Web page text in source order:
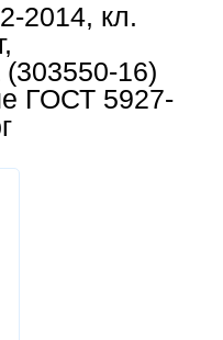
2014, кл.
(303550-16)
ГОСТ 5927-